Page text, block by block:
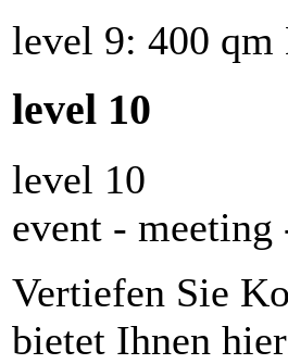
level 9: 400 qm
level 10
level 10
event - meeting
Vertiefen Sie
bietet Ihnen